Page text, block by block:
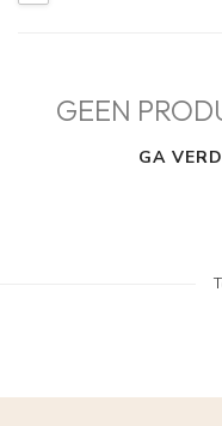
GEEN
GA